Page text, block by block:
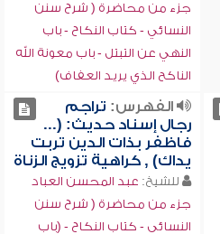
جزء من محاضرة ( شرح سنن
النسائي - كتاب النكاح - باب
النهي عن التبتل - باب معونة الله
الناكح الذي يريد العفاف)
الفهرس: تراجم
رجال إسناد حديث: (...
فاظفر بذات الدين تربت
يداك) , كراهية تزويج الزناة
للشيخ: عبد المحسن العباد
جزء من محاضرة ( شرح سنن
النسائي - كتاب النكاح - (باب